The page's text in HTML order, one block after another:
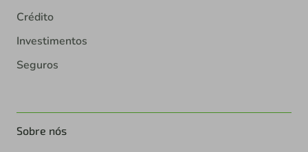
Crédito
Investimentos
Seguros
Sobre nós